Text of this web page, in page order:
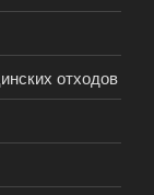
отходов